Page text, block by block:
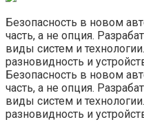
Безопасность в новом
часть, а не опция.
виды систем и
разновидность и
Безопасность в новом
часть, а не опция.
виды систем и
разновидность и